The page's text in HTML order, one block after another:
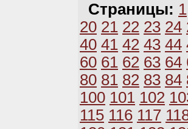
Страницы: 1
20 21 22 23 24
40 41 42 43 44
60 61 62 63 64
80 81 82 83 84
100 101 102
115 116 117